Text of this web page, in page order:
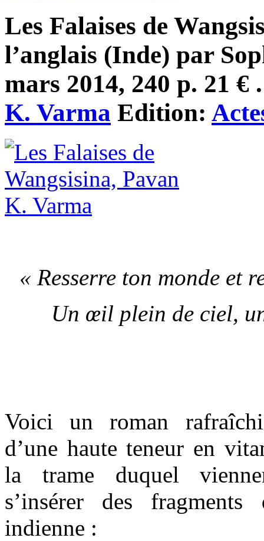
Les Falaises de
l’anglais (Inde) par
mars 2014, 240 p. 21
K. Varma Edition:
« Resserre ton monde et
Un œil plein de ciel,
Voici un roman
d’une haute teneur en
la trame duquel
s’insérer des
indienne :